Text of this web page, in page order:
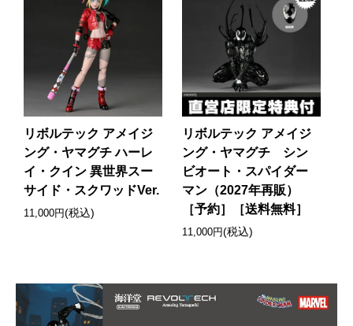
リボルテック アメイジ
ング・ヤマグチ ハーレ
イ・クイン 異世界スー
サイド・スクワッドVer.
11,000円(税込)
リボルテック アメイジ
ング・ヤマグチ シン
ビオート・スパイダー
マン（2027年再販）
［予約］［送料無料］
11,000円(税込)